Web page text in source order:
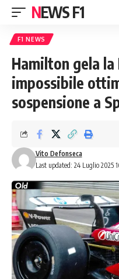
NEWS F1
F1 NEWS
Hamilton gela la
impossibile
sospensione a
Last updated: 24 Luglio 2025
Vito Defonseca